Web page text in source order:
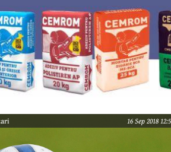
16 Sep 2018